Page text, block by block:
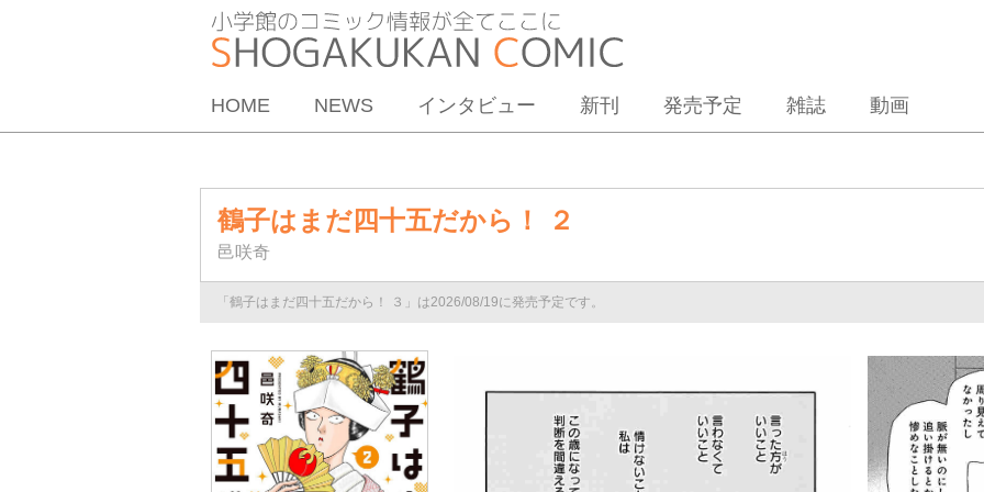
HOME NEWS インタビュー 新刊 発売予定 雑誌 動画
鶴子はまだ四十五だから！ ２
邑咲奇
「鶴子はまだ四十五だから！ ３」は2026/08/19に発売予定です。